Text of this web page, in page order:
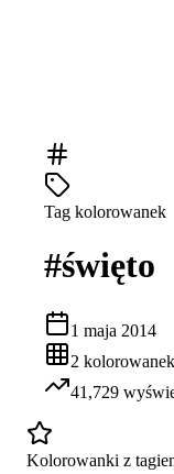
Tag kolorowanek
#święto
1 maja 2014
2 kolorowanek
41,729
Kolorowanki z